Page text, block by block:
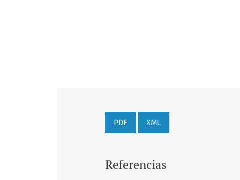
PDF XML
Referencias